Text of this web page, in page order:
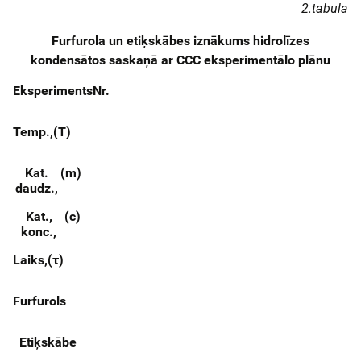
2.tabula
Furfurola un etiķskābes iznākums hidrolīzes
kondensātos saskaņā ar CCC eksperimentālo plānu
EksperimentsNr.
Temp.,(T)
Kat.
daudz.,
(m)
Kat.,
konc.,
(c)
Laiks,(τ)
Furfurols
Etiķskābe